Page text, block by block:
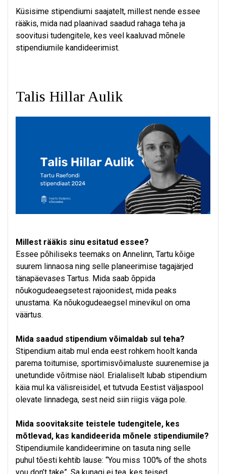
Küsisime stipendiumi saajatelt, millest nende essee
rääkis, mida nad plaanivad saadud rahaga teha ja
soovitusi tudengitele, kes veel kaaluvad mõnele
stipendiumile kandideerimist.
Talis Hillar Aulik
Millest rääkis sinu esitatud essee?
Essee põhiliseks teemaks on Annelinn, Tartu kõige
suurem linnaosa ning selle planeerimise tagajärjed
tänapäevases Tartus. Mida saab õppida
nõukogudeaegsetest rajoonidest, mida peaks
unustama. Ka nõukogudeaegsel minevikul on oma
väärtus.
Mida saadud stipendium võimaldab sul teha?
Stipendium aitab mul enda eest rohkem hoolt kanda
parema toitumise, sportimisvõimaluste suurenemise ja
unetundide võitmise näol. Erialaliselt lubab stipendium
käia mul ka välisreisidel, et tutvuda Eestist väljaspool
olevate linnadega, sest neid siin riigis väga pole.
Mida soovitaksite teistele tudengitele, kes
mõtlevad, kas kandideerida mõnele stipendiumile?
Stipendiumile kandideerimine on tasuta ning selle
puhul tõesti kehtib lause: “You miss 100% of the shots